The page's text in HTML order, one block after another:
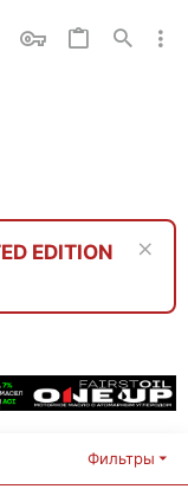
EDITION
Фильтры